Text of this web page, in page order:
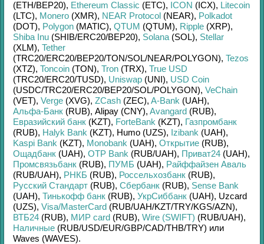
(ETH/BEP20), Ethereum Classic (ETC), ICON (ICX), Litecoin
(LTC), Monero (XMR), NEAR Protocol (NEAR), Polkadot
(DOT), Polygon (MATIC), QTUM (QTUM), Ripple (XRP),
Shiba Inu (SHIB/ERC20/BEP20), Solana (SOL), Stellar
(XLM), Tether
(TRC20/ERC20/BEP20/TON/SOL/NEAR/POLYGON), Tezos
(XTZ), Toncoin (TON), Tron (TRX), True USD
(TRC20/ERC20/TUSD), Uniswap (UNI), USD Coin
(USDC/TRC20/ERC20/BEP20/SOL/POLYGON), VeChain
(VET), Verge (XVG), ZCash (ZEC), A-Bank (UAH),
Альфа-Банк (RUB), Alipay (CNY), Avangard (RUB),
Евразийский банк (KZT), ForteBank (KZT), Газпромбанк
(RUB), Halyk Bank (KZT), Humo (UZS), Izibank (UAH),
Kaspi Bank (KZT), Monobank (UAH), Открытие (RUB),
Ощадбанк (UAH), OTP Bank (RUB/UAH), Приват24 (UAH),
Промсвязьбанк (RUB), ПУМБ (UAH), Райффайзен Аваль
(RUB/UAH), РНКБ (RUB), Россельхозбанк (RUB),
Русский Стандарт (RUB), Сбербанк (RUB), Sense Bank
(UAH), Тинькофф банк (RUB), УкрСиббанк (UAH), Uzcard
(UZS), Visa/MasterCard (RUB/UAH/KZT/TRY/KGS/AZN),
ВТБ24 (RUB), МИР card (RUB), Wire (SWIFT) (RUB/UAH),
Наличные (RUB/USD/EUR/GBP/CAD/THB/TRY) или
Waves (WAVES).